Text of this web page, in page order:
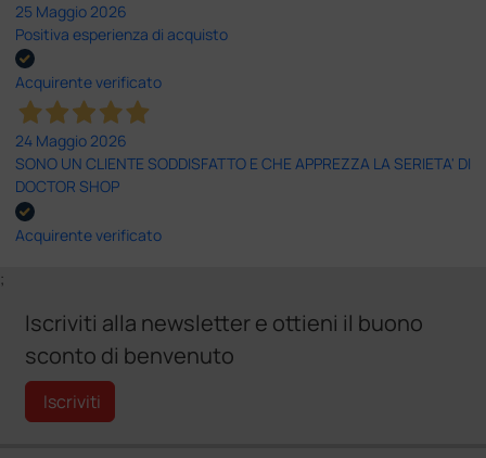
25 Maggio 2026
Positiva esperienza di acquisto
Acquirente verificato
24 Maggio 2026
SONO UN CLIENTE SODDISFATTO E CHE APPREZZA LA SERIETA' DI
DOCTOR SHOP
Acquirente verificato
;
Iscriviti alla newsletter e ottieni il buono
sconto di benvenuto
Iscriviti